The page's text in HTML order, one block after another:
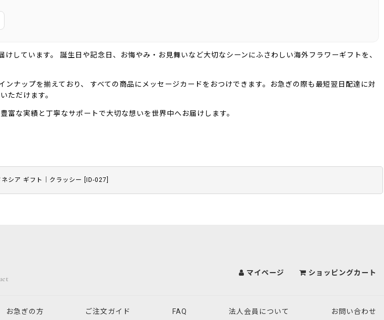
ネシア ギフト｜クラッシー ID-027
しています。 誕生日や記念日、お悔やみ・お見舞いなど大切なシーンにふさわしい海外フラワーギフトを、
ナップを揃えており、 すべての商品にメッセージカードをおつけできます。お急ぎの際も最短翌日配達に対
ただけます。
富な実績と丁寧なサポートで大切な想いを世界中へお届けします。
マイページ ショッピングカート
お急ぎの方 ご注文ガイド FAQ 法人会員について お問い合わせ